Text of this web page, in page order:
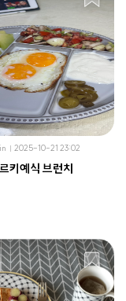
2025-10-21 23:02
키예식 브런치